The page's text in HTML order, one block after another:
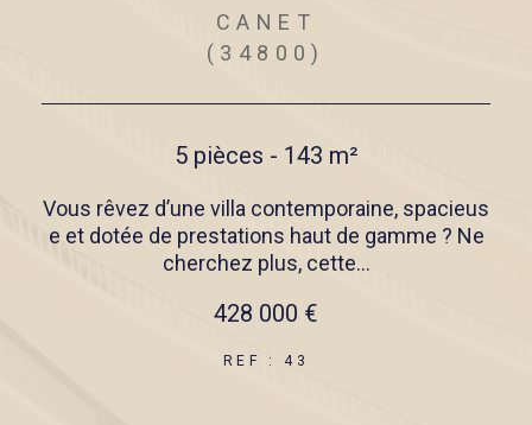
CANET
(34800)
5 pièces - 143 m²
Vous rêvez d’une villa contemporaine, spacieus
e et dotée de prestations haut de gamme ? Ne
cherchez plus, cette...
428 000 €
REF : 43